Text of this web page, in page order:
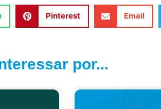
Pinterest Email
por...